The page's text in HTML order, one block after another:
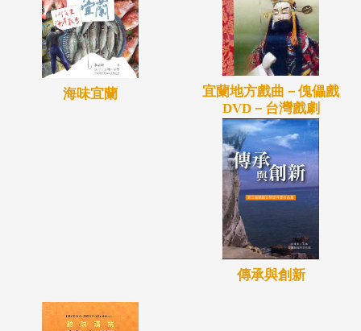
海味宜蘭
宜蘭地方戲曲－傀儡戲
DVD－台灣戲劇
傳承與創新